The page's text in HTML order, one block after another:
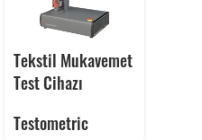
Tekstil Mukavemet
Test Cihazı
Testometric